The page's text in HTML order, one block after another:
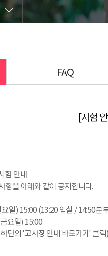
FAQ
[시험
험 안내
항을 아래와 같이 공지합니다.
일) 15:00 (13:20 입실 / 14:50분
요일) 15:00
단의 '고사장 안내 바로가기' 클릭)